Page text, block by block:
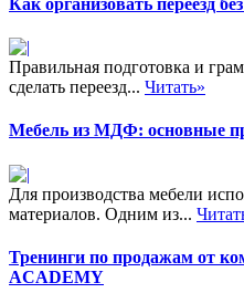
Правильная подготовка и
сделать переезд... Читать»
Мебель из МДФ: основные
Для производства мебели
материалов. Одним из...
Тренинги по продажам от
ACADEMY